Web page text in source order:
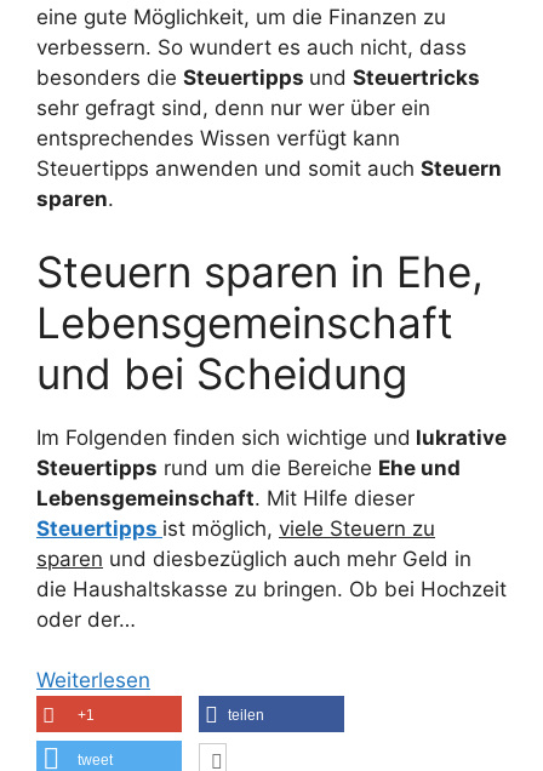
eine gute Möglichkeit, um die Finanzen zu
verbessern. So wundert es auch nicht, dass
besonders die Steuertipps und Steuertricks
sehr gefragt sind, denn nur wer über ein
entsprechendes Wissen verfügt kann
Steuertipps anwenden und somit auch Steuern
sparen.
Steuern sparen in Ehe,
Lebensgemeinschaft
und bei Scheidung
Im Folgenden finden sich wichtige und lukrative
Steuertipps rund um die Bereiche Ehe und
Lebensgemeinschaft. Mit Hilfe dieser
Steuertipps ist möglich, viele Steuern zu
sparen und diesbezüglich auch mehr Geld in
die Haushaltskasse zu bringen. Ob bei Hochzeit
oder der…
Weiterlesen
+1 teilen
tweet